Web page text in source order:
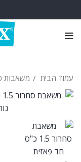
עמוד הבית משאבות